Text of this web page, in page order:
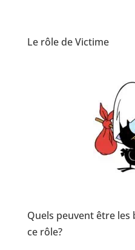
Le rôle de Victime
Quels peuvent être les
ce rôle?